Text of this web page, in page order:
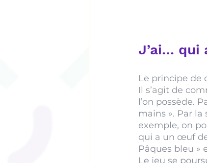
J’ai… qui
Le principe de
Il s’agit de
l’on possède.
mains ». Par
exemple, on
qui a un œuf
Pâques bleu »
Le jeu se